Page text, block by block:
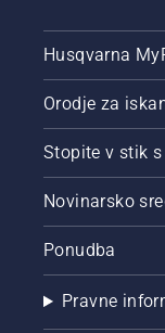
Husqvarna
Orodje za
Stopite v stik
Novinarsko
Ponudba
Pravne